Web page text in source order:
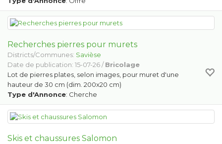
Recherches pierres pour murets
Districts/Communes: Savièse
Date de publication: 15-07-26 /Bricolage
Lot de pierres plates, selon images, pour muret d'une
hauteur de 30 cm (dim. 200x20 cm)
Type d'Annonce: Cherche
Skis et chaussures Salomon